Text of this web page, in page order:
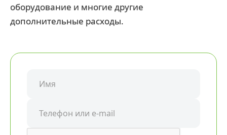
оборудование и многие другие
дополнительные расходы.